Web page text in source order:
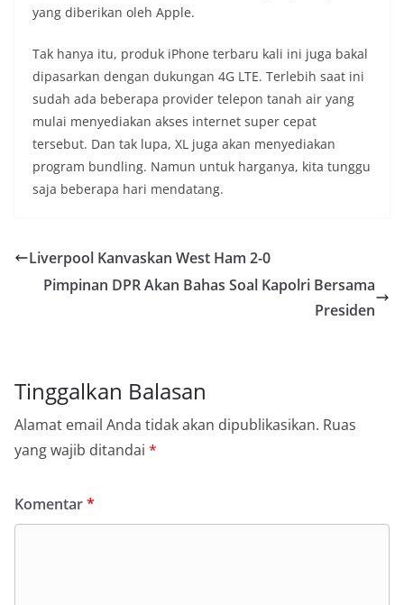
yang diberikan oleh Apple.
Tak hanya itu, produk iPhone terbaru kali ini juga bakal
dipasarkan dengan dukungan 4G LTE. Terlebih saat ini
sudah ada beberapa provider telepon tanah air yang
mulai menyediakan akses internet super cepat
tersebut. Dan tak lupa, XL juga akan menyediakan
program bundling. Namun untuk harganya, kita tunggu
saja beberapa hari mendatang.
Liverpool Kanvaskan West Ham 2-0
Pimpinan DPR Akan Bahas Soal Kapolri Bersama
Presiden
Tinggalkan Balasan
Alamat email Anda tidak akan dipublikasikan. Ruas
yang wajib ditandai *
Komentar*